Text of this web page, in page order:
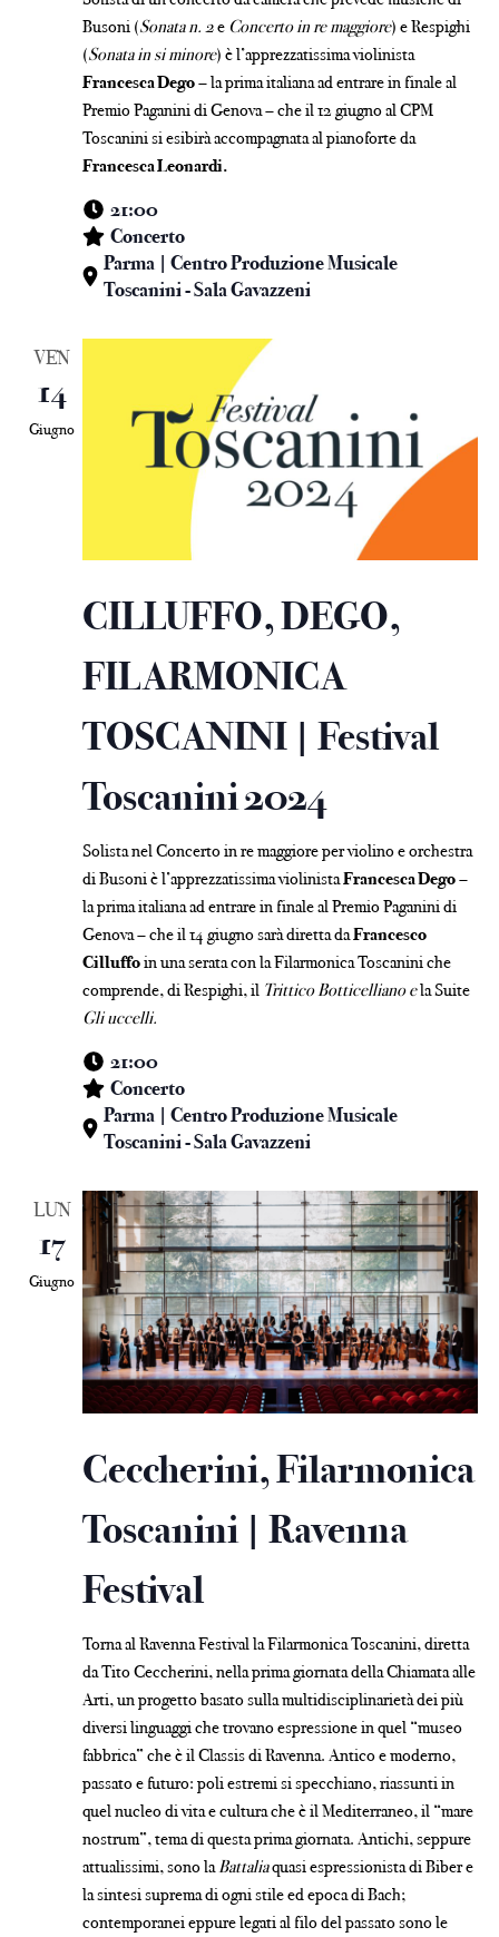
Busoni (Sonata n. 2e Concerto in re maggiore) e Respighi
(Sonata in si minore) è l’apprezzatissima violinista
Francesca Dego– la prima italiana ad entrare in finale al
Premio Paganini di Genova – che il 12 giugno al CPM
Toscanini si esibirà accompagnata al pianoforte da
Francesca Leonardi.
21:00
Concerto
Parma | Centro Produzione Musicale
Toscanini - Sala Gavazzeni
VEN
14
Giugno
CILLUFFO, DEGO,
FILARMONICA
TOSCANINI | Festival
Toscanini 2024
Solista nel Concerto in re maggiore per violino e orchestra
di Busoni è l’apprezzatissima violinistaFrancesca Dego–
la prima italiana ad entrare in finale al Premio Paganini di
Genova – che il 14 giugno sarà diretta daFrancesco
Cilluffoin una serata con la Filarmonica Toscanini che
comprende, di Respighi, il Trittico Botticelliano ela Suite
Gli uccelli.
21:00
Concerto
Parma | Centro Produzione Musicale
Toscanini - Sala Gavazzeni
LUN
17
Giugno
Ceccherini, Filarmonica
Toscanini | Ravenna
Festival
Torna al Ravenna Festival la Filarmonica Toscanini, diretta
da Tito Ceccherini, nella prima giornata della Chiamata alle
Arti, un progetto basato sulla multidisciplinarietà dei più
diversi linguaggi che trovano espressione in quel “museo
fabbrica” che è il Classis di Ravenna. Antico e moderno,
passato e futuro: poli estremi si specchiano, riassunti in
quel nucleo di vita e cultura che è il Mediterraneo, il “mare
nostrum”, tema di questa prima giornata. Antichi, seppure
attualissimi, sono laBattaliaquasi espressionista di Biber e
la sintesi suprema di ogni stile ed epoca di Bach;
contemporanei eppure legati al filo del passato sono le